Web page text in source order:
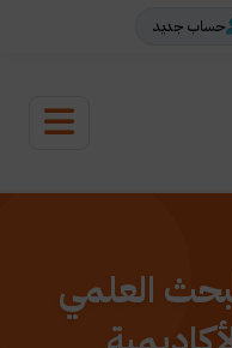
حساب جديد
العلمي